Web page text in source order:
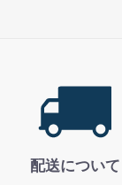
配送について